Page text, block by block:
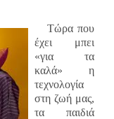
Τώρα που
έχει μπει
«για τα
καλά» η
τεχνολογία
στη ζωή μας,
τα παιδιά